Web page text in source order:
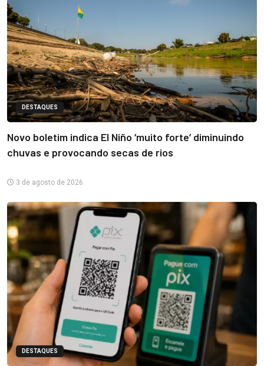
DESTAQUES
Novo boletim indica El Niño ‘muito forte’ diminuindo
chuvas e provocando secas de rios
3 de agosto de 2026
DESTAQUES